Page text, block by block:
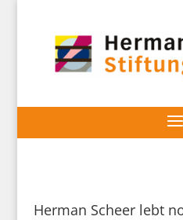
Herman Scheer lebt